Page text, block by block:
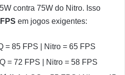
contra 75W do Nitro. Isso
em jogos exigentes:
= 85 FPS | Nitro = 65 FPS
= 72 FPS | Nitro = 58 FPS